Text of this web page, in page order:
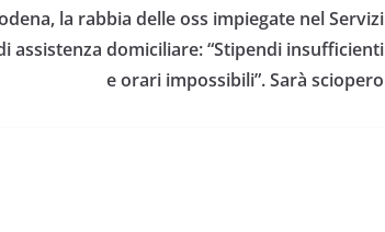
la rabbia delle oss impiegate nel Servizi
assistenza domiciliare: “Stipendi insufficienti
e orari impossibili”. Sarà sciopero